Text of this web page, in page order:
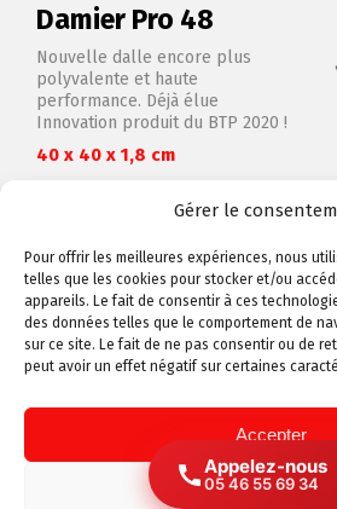
Gérer le
Pour offrir les meilleures expériences, nous
telles que les cookies pour stocker et/ou
appareils. Le fait de consentir à ces
des données telles que le comportement de
sur ce site. Le fait de ne pas consentir ou de
peut avoir un effet négatif sur certaines
Accepter
Refuser
Damier Pro 48
Nouvelle dalle encore plus
polyvalente et haute
performance. Déjà élue
Innovation produit du BTP 2020 !
40 x 40 x 1,8 cm
VOIR LE PRODUIT
Parlez-nous de votre
Demandez votre devis
Appelez-nous
05 46 55 69 34